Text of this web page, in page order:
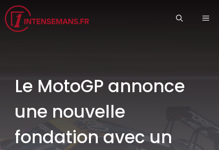
Aller
au
contenu
Le MotoGP annonce
une nouvelle
fondation avec un